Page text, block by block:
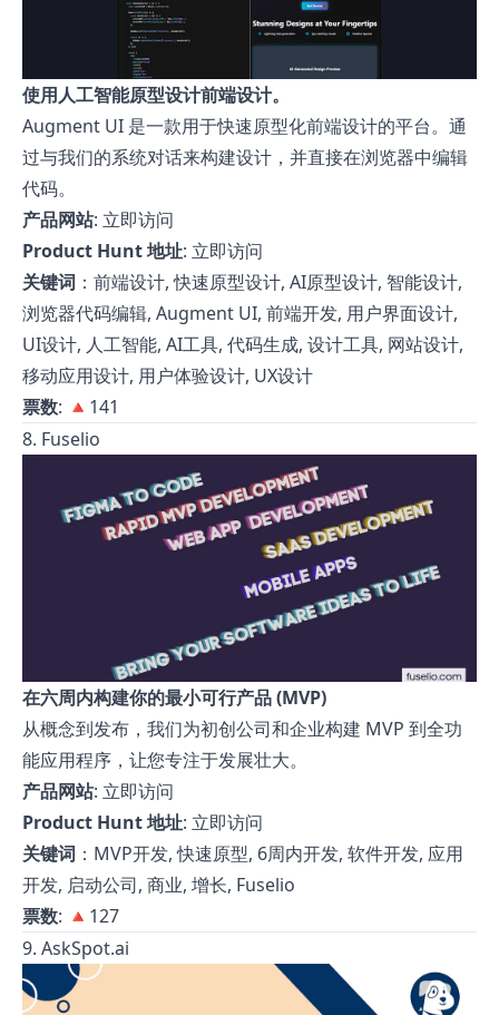
使用人工智能原型设计前端设计。
Augment UI 是一款用于快速原型化前端设计的平台。通
过与我们的系统对话来构建设计，并直接在浏览器中编辑
代码。
产品网站: 立即访问
Product Hunt 地址: 立即访问
关键词 ：前端设计, 快速原型设计, AI原型设计, 智能设计,
浏览器代码编辑, Augment UI, 前端开发, 用户界面设计,
UI设计, 人工智能, AI工具, 代码生成, 设计工具, 网站设计,
移动应用设计, 用户体验设计, UX设计
票数: 🔺141
8. Fuselio
在六周内构建你的最小可行产品 (MVP)
从概念到发布，我们为初创公司和企业构建 MVP 到全功
能应用程序，让您专注于发展壮大。
产品网站: 立即访问
Product Hunt 地址: 立即访问
关键词 ：MVP开发, 快速原型, 6周内开发, 软件开发, 应用
开发, 启动公司, 商业, 增长, Fuselio
票数: 🔺127
9. AskSpot.ai